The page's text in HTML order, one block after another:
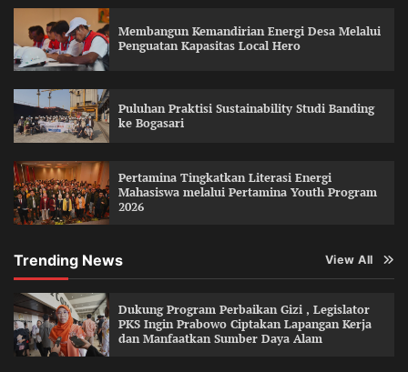
Membangun Kemandirian Energi Desa Melalui
Penguatan Kapasitas Local Hero
Puluhan Praktisi Sustainability Studi Banding
ke Bogasari
Pertamina Tingkatkan Literasi Energi
Mahasiswa melalui Pertamina Youth Program
2026
Trending News View All
Dukung Program Perbaikan Gizi , Legislator
PKS Ingin Prabowo Ciptakan Lapangan Kerja
dan Manfaatkan Sumber Daya Alam